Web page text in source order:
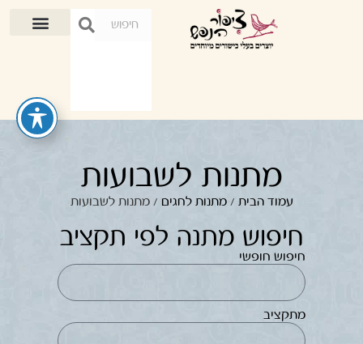
מתנות לשבועות
עמוד הבית /מתנות לחגים / מתנות לשבועות
חיפוש מתנה לפי תקציב
חיפוש חופשי
מתקציב